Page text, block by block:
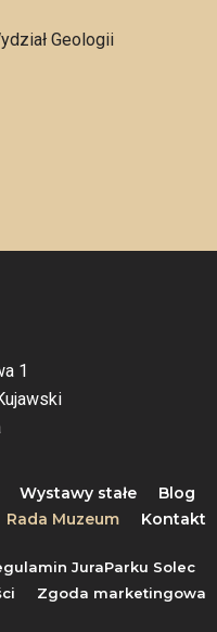
Geologii
1
Wystawy stałe
Blog
Rada Muzeum Kontakt
JuraParku Solec
Zgoda marketingowa